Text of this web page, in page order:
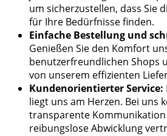
um sicherzustellen, dass Sie
für Ihre Bedürfnisse finden.
Einfache Bestellung und
Genießen Sie den Komfort
benutzerfreundlichen Shops
von unserem effizienten
Kundenorientierter Service:
liegt uns am Herzen. Bei uns
transparente
reibungslose Abwicklung